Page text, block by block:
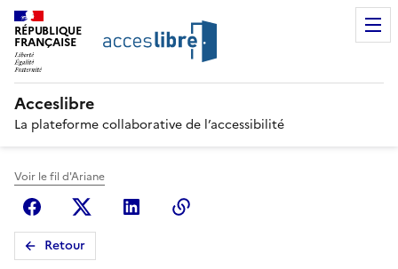
RÉPUBLIQUE
FRANÇAISE
Acceslibre
La plateforme collaborative de l’accessibilité
Voir le fil d'Ariane
FacebookX (anciennement Twitter)
Linkedin
Retour